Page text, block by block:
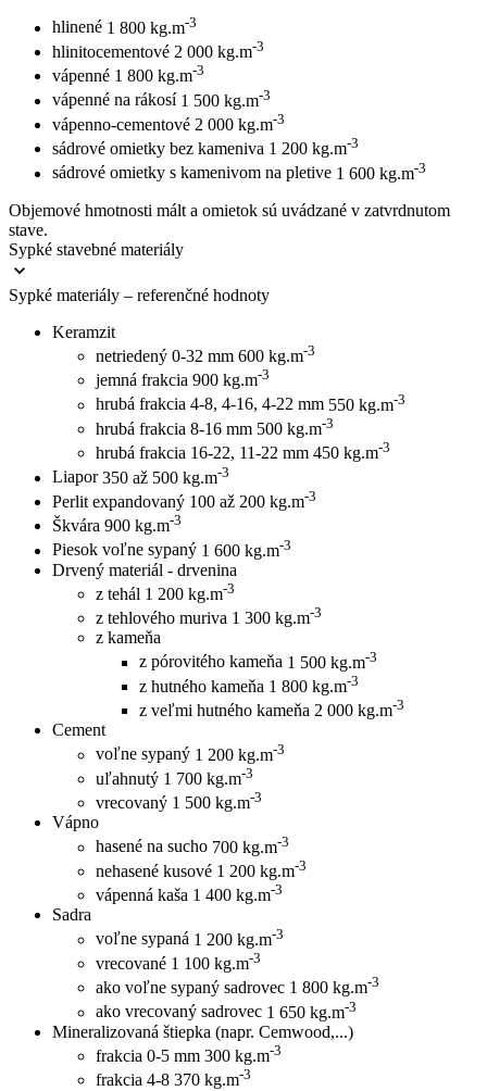
hlinené 1 800 kg.m-3
hlinitocementové 2 000 kg.m-3
vápenné 1 800 kg.m-3
vápenné na rákosí 1 500 kg.m-3
vápenno-cementové 2 000 kg.m-3
sádrové omietky bez kameniva 1 200 kg.m-3
sádrové omietky s kamenivom na pletive 1 600 kg.m-3
Objemové hmotnosti mált a omietok sú uvádzané v zatvrdnutom
stave.
Sypké stavebné materiály
Sypké materiály – referenčné hodnoty
Keramzit
netriedený 0-32 mm 600 kg.m-3
jemná frakcia 900 kg.m-3
hrubá frakcia 4-8, 4-16, 4-22 mm 550 kg.m-3
hrubá frakcia 8-16 mm 500 kg.m-3
hrubá frakcia 16-22, 11-22 mm 450 kg.m-3
Liapor 350 až 500 kg.m-3
Perlit expandovaný 100 až 200 kg.m-3
Škvára 900 kg.m-3
Piesok voľne sypaný 1 600 kg.m-3
Drvený materiál - drvenina
z tehál 1 200 kg.m-3
z tehlového muriva 1 300 kg.m-3
z kameňa
z pórovitého kameňa 1 500 kg.m-3
z hutného kameňa 1 800 kg.m-3
z veľmi hutného kameňa 2 000 kg.m-3
Cement
voľne sypaný 1 200 kg.m-3
uľahnutý 1 700 kg.m-3
vrecovaný 1 500 kg.m-3
Vápno
hasené na sucho 700 kg.m-3
nehasené kusové 1 200 kg.m-3
vápenná kaša 1 400 kg.m-3
Sadra
voľne sypaná 1 200 kg.m-3
vrecované 1 100 kg.m-3
ako voľne sypaný sadrovec 1 800 kg.m-3
ako vrecovaný sadrovec 1 650 kg.m-3
Mineralizovaná štiepka (napr. Cemwood,...)
frakcia 0-5 mm 300 kg.m-3
frakcia 4-8 370 kg.m-3